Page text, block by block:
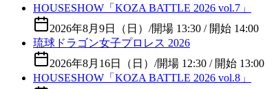
HOUSESHOW「KOZA BATTLE 2026 vol.7」
2026年8月9日（日） /開場 13:30 / 開始 14:00
琉球ドラゴン女子プロレス 2026
2026年8月16日（日） /開場 12:30 / 開始 13:00
HOUSESHOW「KOZA BATTLE 2026 vol.8」